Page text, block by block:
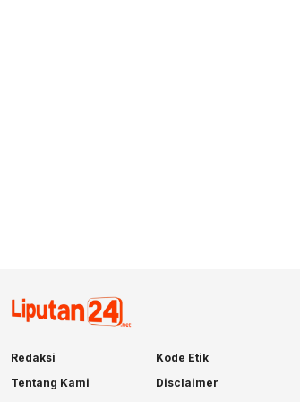
Redaksi Kode Etik
Tentang Kami
Disclaimer